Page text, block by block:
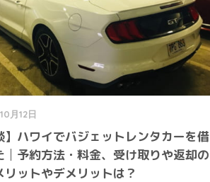
月12日
】ハワイでバジェットレンタカーを借
│予約方法・料金、受け取りや返却の
リットやデメリットは？